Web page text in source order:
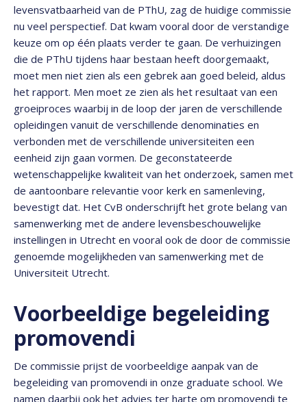
levensvatbaarheid van de PThU, zag de huidige commissie
nu veel perspectief. Dat kwam vooral door de verstandige
keuze om op één plaats verder te gaan. De verhuizingen
die de PThU tijdens haar bestaan heeft doorgemaakt,
moet men niet zien als een gebrek aan goed beleid, aldus
het rapport. Men moet ze zien als het resultaat van een
groeiproces waarbij in de loop der jaren de verschillende
opleidingen vanuit de verschillende denominaties en
verbonden met de verschillende universiteiten een
eenheid zijn gaan vormen. De geconstateerde
wetenschappelijke kwaliteit van het onderzoek, samen met
de aantoonbare relevantie voor kerk en samenleving,
bevestigt dat. Het CvB onderschrijft het grote belang van
samenwerking met de andere levensbeschouwelijke
instellingen in Utrecht en vooral ook de door de commissie
genoemde mogelijkheden van samenwerking met de
Universiteit Utrecht.
Voorbeeldige begeleiding
promovendi
De commissie prijst de voorbeeldige aanpak van de
begeleiding van promovendi in onze graduate school. We
namen daarbij ook het advies ter harte om promovendi te